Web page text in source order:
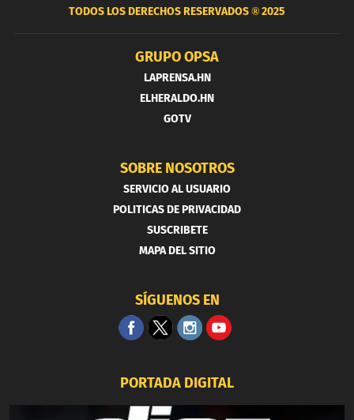
TODOS LOS DERECHOS RESERVADOS ®2025
GRUPO OPSA
LAPRENSA.HN
ELHERALDO.HN
GOTV
SOBRE NOSOTROS
SERVICIO AL USUARIO
POLITICAS DE PRIVACIDAD
SUSCRIBETE
MAPA DEL SITIO
SÍGUENOS EN
PORTADA DIGITAL